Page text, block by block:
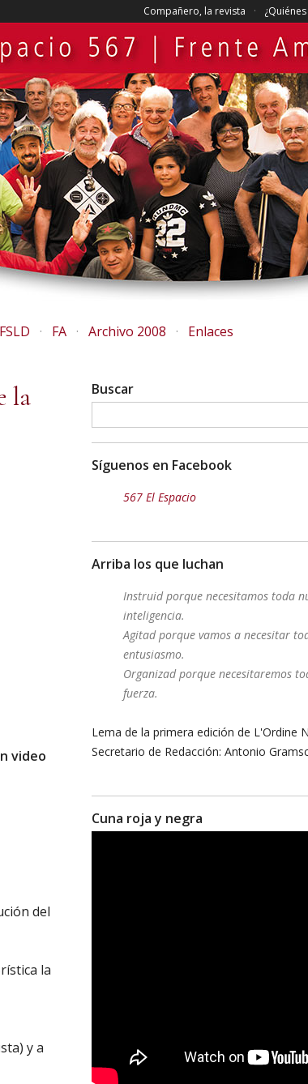
Compañero, la revista
FSLD FA Archivo 2008 Enlaces
la
video
del
la
y a
Buscar
Síguenos en Facebook
567 El Espacio
Arriba los que luchan
Instruid porque necesitamos toda
inteligencia.
Agitad porque vamos a necesitar
entusiasmo.
Organizad porque necesitaremos
fuerza.
Lema de la primera edición de L'Ordine
Secretario de Redacción: Antonio
Cuna roja y negra